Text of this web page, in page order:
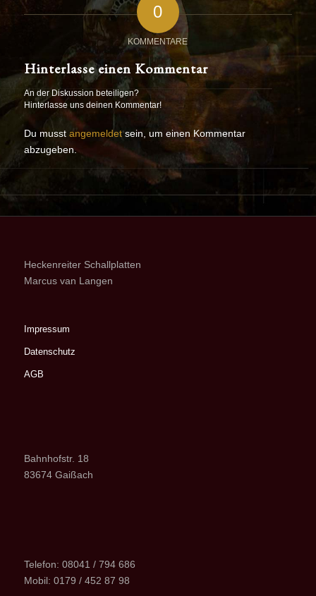
0
KOMMENTARE
Hinterlasse einen Kommentar
An der Diskussion beteiligen?
Hinterlasse uns deinen Kommentar!
Du musst angemeldetsein, um einen Kommentar
abzugeben.
Heckenreiter Schallplatten
Marcus van Langen
Impressum
Datenschutz
AGB
Bahnhofstr. 18
83674 Gaißach
Telefon: 08041 / 794 686
Mobil: 0179 / 452 87 98